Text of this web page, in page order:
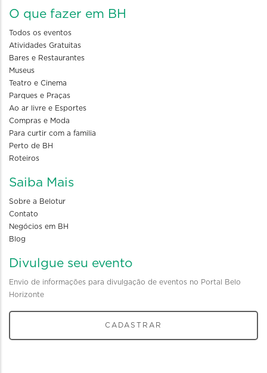
O que fazer em BH
Todos os eventos
Atividades Gratuitas
Bares e Restaurantes
Museus
Teatro e Cinema
Parques e Praças
Ao ar livre e Esportes
Compras e Moda
Para curtir com a familia
Perto de BH
Roteiros
Saiba Mais
Sobre a Belotur
Contato
Negócios em BH
Blog
Divulgue seu evento
Envio de informações para divulgação de eventos no Portal Belo
Horizonte
CADASTRAR